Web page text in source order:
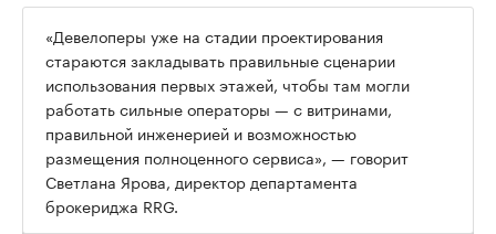
00:00
«Девелоперы уже на стадии проектирования
стараются закладывать правильные сценарии
использования первых этажей, чтобы там могли
работать сильные операторы — с витринами,
правильной инженерией и возможностью
размещения полноценного сервиса», — говорит
Светлана Ярова, директор департамента
брокериджа RRG.